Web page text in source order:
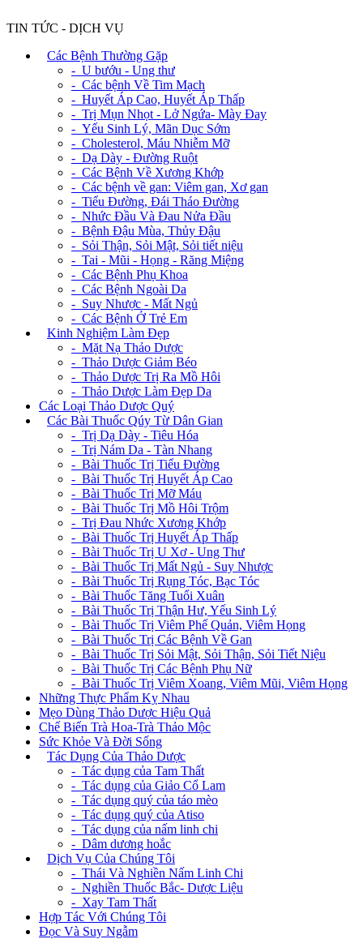
TIN TỨC - DỊCH VỤ
Các Bệnh Thường Gặp
- U bướu - Ung thư
- Các bệnh Về Tim Mạch
- Huyết Áp Cao, Huyết Áp Thấp
- Trị Mụn Nhọt - Lở Ngứa- Mày Đay
- Yếu Sinh Lý, Mãn Dục Sớm
- Cholesterol, Máu Nhiễm Mỡ
- Dạ Dày - Đường Ruột
- Các Bệnh Về Xương Khớp
- Các bệnh về gan: Viêm gan, Xơ gan
- Tiểu Đường, Đái Tháo Đường
- Nhức Đầu Và Đau Nửa Đầu
- Bệnh Đậu Mùa, Thủy Đậu
- Sỏi Thận, Sỏi Mật, Sỏi tiết niệu
- Tai - Mũi - Họng - Răng Miệng
- Các Bệnh Phụ Khoa
- Các Bệnh Ngoài Da
- Suy Nhược - Mất Ngủ
- Các Bệnh Ở Trẻ Em
Kinh Nghiệm Làm Đẹp
- Mặt Nạ Thảo Dược
- Thảo Dược Giảm Béo
- Thảo Dược Trị Ra Mồ Hôi
- Thảo Dược Làm Đẹp Da
Các Loại Thảo Dược Quý
Các Bài Thuốc Qúy Từ Dân Gian
- Trị Dạ Dày - Tiêu Hóa
- Trị Nám Da - Tàn Nhang
- Bài Thuốc Trị Tiểu Đường
- Bài Thuốc Trị Huyết Áp Cao
- Bài Thuốc Trị Mỡ Máu
- Bài Thuốc Trị Mồ Hôi Trộm
- Trị Đau Nhức Xương Khớp
- Bài Thuốc Trị Huyết Áp Thấp
- Bài Thuốc Trị U Xơ - Ung Thư
- Bài Thuốc Trị Mất Ngủ - Suy Nhược
- Bài Thuốc Trị Rụng Tóc, Bạc Tóc
- Bài Thuốc Tăng Tuổi Xuân
- Bài Thuốc Trị Thận Hư, Yếu Sinh Lý
- Bài Thuốc Trị Viêm Phế Quản, Viêm Họng
- Bài Thuốc Trị Các Bệnh Về Gan
- Bài Thuốc Trị Sỏi Mật, Sỏi Thận, Sỏi Tiết Niệu
- Bài Thuốc Trị Các Bệnh Phụ Nữ
- Bài Thuốc Trị Viêm Xoang, Viêm Mũi, Viêm Họng
Những Thực Phẩm Kỵ Nhau
Mẹo Dùng Thảo Dược Hiệu Quả
Chế Biến Trà Hoa-Trà Thảo Mộc
Sức Khỏe Và Đời Sống
Tác Dụng Của Thảo Dược
- Tác dụng của Tam Thất
- Tác dụng của Giảo Cổ Lam
- Tác dụng quý của táo mèo
- Tác dụng quý của Atiso
- Tác dụng của nấm linh chi
- Dâm dương hoắc
Dịch Vụ Của Chúng Tôi
- Thái Và Nghiền Nấm Linh Chi
- Nghiền Thuốc Bắc- Dược Liệu
- Xay Tam Thất
Hợp Tác Với Chúng Tôi
Đọc Và Suy Ngẫm